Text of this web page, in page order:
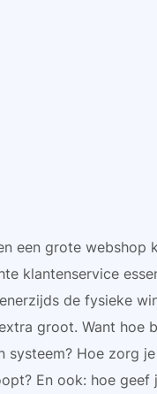
een grote webshop
klantenservice
de fysieke
groot. Want hoe
systeem? Hoe zorg
En ook: hoe